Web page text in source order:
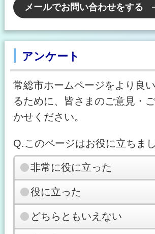
メールでお問い合わせをする
アンケート
常総市ホームページをより良
るために、皆さまのご意見・
かせください。
Q.このページはお役に立ちま
非常に役に立った
役に立った
どちらともいえない